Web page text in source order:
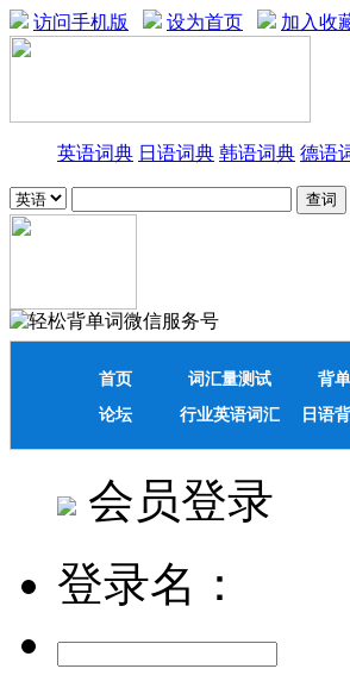
访问手机版 设为首页 加入收
英语词典 日语词典 韩语词典 德语
首页 词汇量测试 背
论坛
行业英语词汇 日语
会员登录
登录名：